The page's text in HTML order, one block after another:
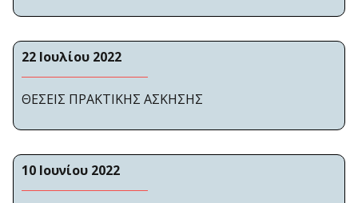
22 Ιουλίου 2022
ΘΕΣΕΙΣ ΠΡΑΚΤΙΚΗΣ ΑΣΚΗΣΗΣ
10 Ιουνίου 2022